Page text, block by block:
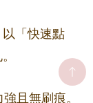
以「快速點
且無刷痕。